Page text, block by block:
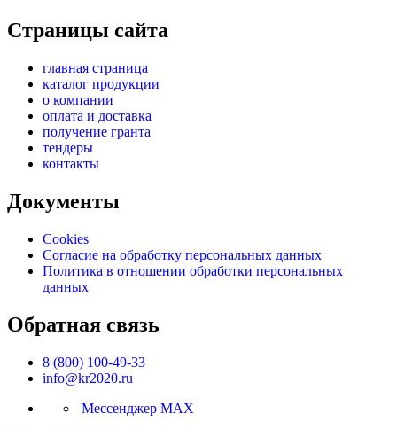
Страницы сайта
главная страница
каталог продукции
о компании
оплата и доставка
получение гранта
тендеры
контакты
Документы
Cookies
Согласие на обработку персональных данных
Политика в отношении обработки персональных
данных
Обратная связь
8 (800) 100-49-33
info@kr2020.ru
Мессенджер MAX